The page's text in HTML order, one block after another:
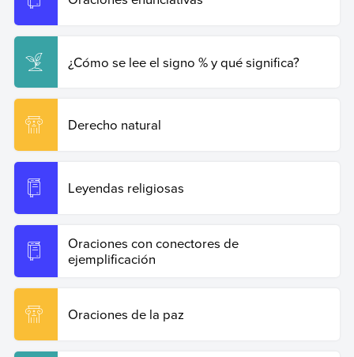
¿Cómo se lee el signo % y qué significa?
Derecho natural
Leyendas religiosas
Oraciones con conectores de
ejemplificación
Oraciones de la paz